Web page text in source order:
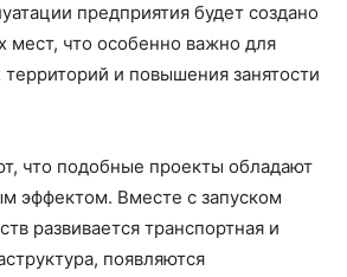
предприятия будет создано
мест, что особенно важно для
территорий и повышения занятости
что подобные проекты обладают
эффектом. Вместе с запуском
развивается транспортная и
появляются